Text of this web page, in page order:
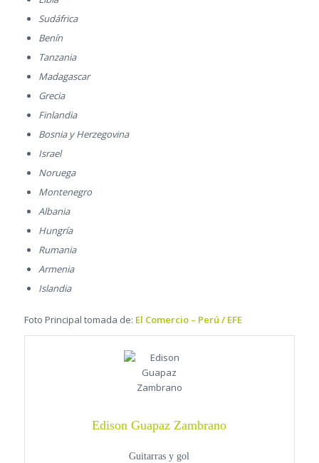
Sudáfrica
Benín
Tanzania
Madagascar
Grecia
Finlandia
Bosnia y Herzegovina
Israel
Noruega
Montenegro
Albania
Hungría
Rumania
Armenia
Islandia
Foto Principal tomada de: El Comercio – Perú / EFE
Edison Guapaz Zambrano
Guitarras y gol